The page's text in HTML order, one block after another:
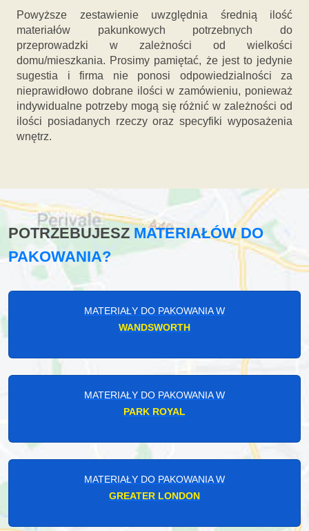
Powyższe zestawienie uwzględnia średnią ilość
materiałów pakunkowych potrzebnych do
przeprowadzki w zależności od wielkości
domu/mieszkania. Prosimy pamiętać, że jest to jedynie
sugestia i firma nie ponosi odpowiedzialności za
nieprawidłowo dobrane ilości w zamówieniu, ponieważ
indywidualne potrzeby mogą się różnić w zależności od
ilości posiadanych rzeczy oraz specyfiki wyposażenia
wnętrz.
POTRZEBUJESZMATERIAŁÓW DO
PAKOWANIA?
MATERIAŁY DO PAKOWANIA W
WANDSWORTH
MATERIAŁY DO PAKOWANIA W
PARK ROYAL
MATERIAŁY DO PAKOWANIA W
GREATER LONDON